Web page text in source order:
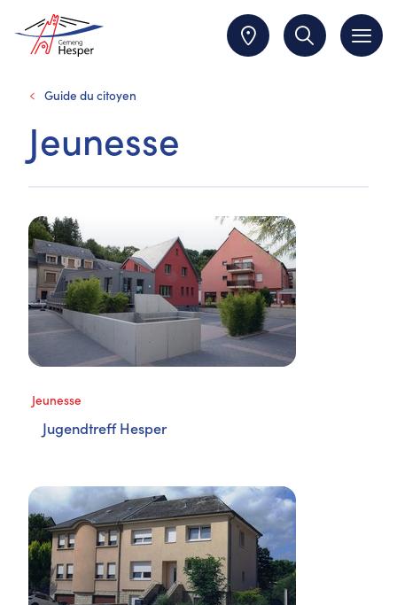
Guide du citoyen
Jeunesse
Jeunesse
Jugendtreff Hesper